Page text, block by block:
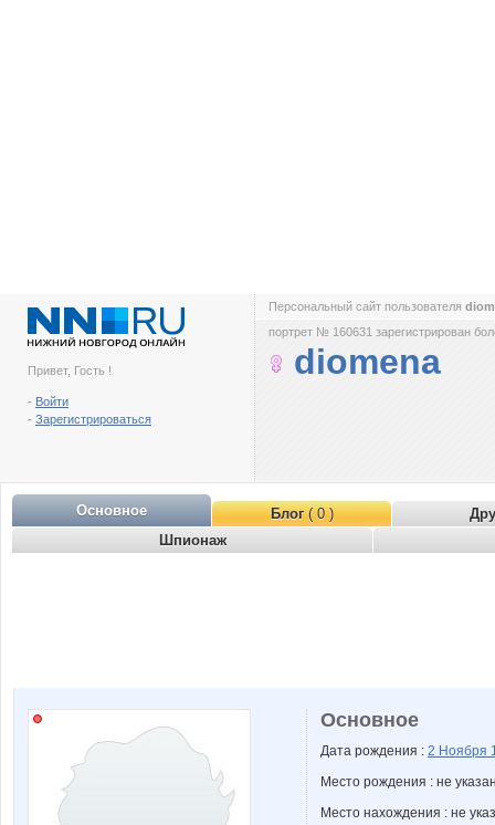
Привет, Гость !
- Войти
- Зарегистрироваться
Персональный сайт пользователя
портрет № 160631 зарегистрирован
diomena
Основное Блог( 0 )
Шпионаж
Основное
Дата рождения : 2 Ноября
Место рождения : не
Место нахождения : не